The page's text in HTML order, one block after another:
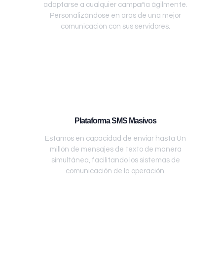
adaptarse a cualquier campaña ágilmente.
Personalizándose en aras de una mejor
comunicación con sus servidores.
Plataforma SMS Masivos
Estamos en capacidad de enviar hasta Un
millón de mensajes de texto de manera
simultánea, facilitando los sistemas de
comunicación de la operación.